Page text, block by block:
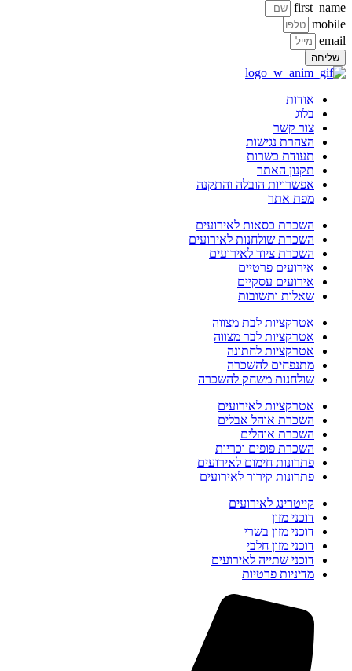
שליחה
אודות
בלוג
צור קשר
הצהרת נגישות
תעודת כשרות
תקנון האתר
אפשרויות הובלה והתקנה
מפת אתר
השכרת כסאות לאירועים
השכרת שולחנות לאירועים
השכרת ציוד לאירועים
אירועים פרטיים
אירועים עסקיים
שאלות ותשובות
אטרקציות לבת מצווה
אטרקציות לבר מצווה
אטרקציות לחתונה
מתנפחים להשכרה
שולחנות משחק להשכרה
אטרקציות לאירועים
השכרת אוהל אבלים
השכרת אוהלים
השכרת פופים וכריות
פתרונות חימום לאירועים
פתרונות קירור לאירועים
קייטרינג לאירועים
דוכני מזון
דוכני מזון בשרי
דוכני מזון חלבי
דוכני שתייה לאירועים
מדיניות פרטיות